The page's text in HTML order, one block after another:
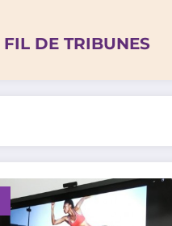
FIL DE TRIBUNES